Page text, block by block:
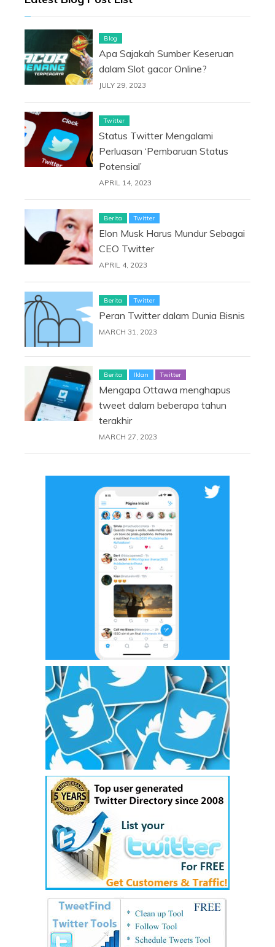
Blog
Apa Sajakah Sumber Keseruan
dalam Slot gacor Online?
JULY 29, 2023
Twitter
Status Twitter Mengalami
Perluasan ‘Pembaruan Status
Potensial’
APRIL 14, 2023
Berita Twitter
Elon Musk Harus Mundur Sebagai
CEO Twitter
APRIL 4, 2023
Berita Twitter
Peran Twitter dalam Dunia Bisnis
MARCH 31, 2023
Berita Iklan Twitter
Mengapa Ottawa menghapus
tweet dalam beberapa tahun
terakhir
MARCH 27, 2023